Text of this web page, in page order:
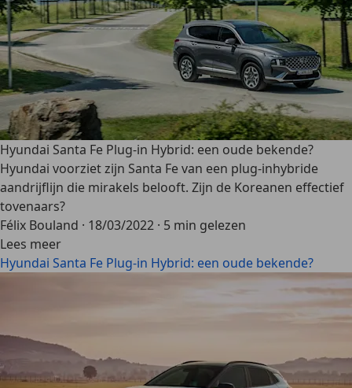
Hyundai Santa Fe Plug-in Hybrid: een oude bekende?
Hyundai voorziet zijn Santa Fe van een plug-inhybride
aandrijflijn die mirakels belooft. Zijn de Koreanen effectief
tovenaars?
Félix Bouland · 18/03/2022 · 5 min gelezen
Lees meer
Hyundai Santa Fe Plug-in Hybrid: een oude bekende?